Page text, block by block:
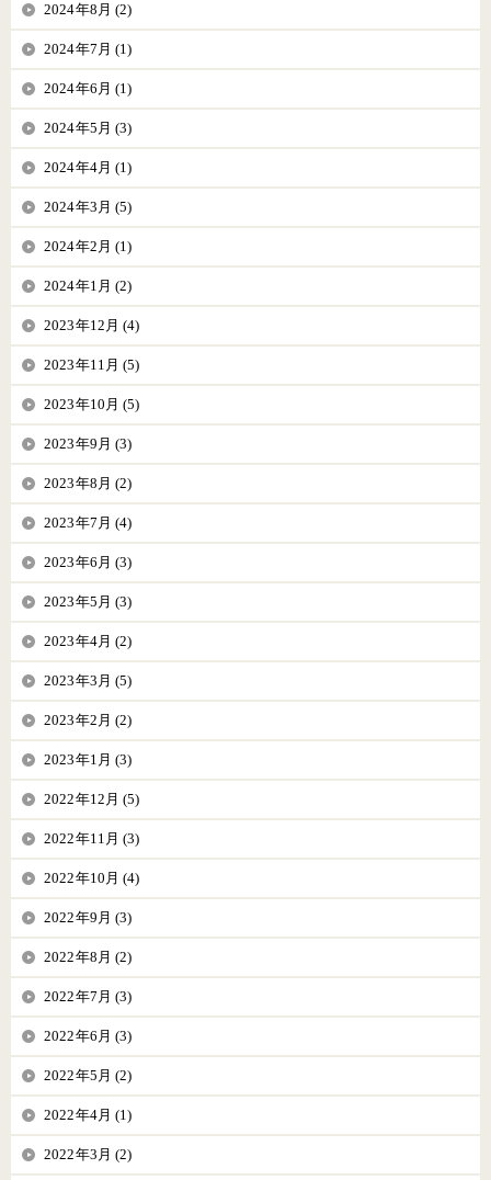
2024年8月 (2)
2024年7月 (1)
2024年6月 (1)
2024年5月 (3)
2024年4月 (1)
2024年3月 (5)
2024年2月 (1)
2024年1月 (2)
2023年12月 (4)
2023年11月 (5)
2023年10月 (5)
2023年9月 (3)
2023年8月 (2)
2023年7月 (4)
2023年6月 (3)
2023年5月 (3)
2023年4月 (2)
2023年3月 (5)
2023年2月 (2)
2023年1月 (3)
2022年12月 (5)
2022年11月 (3)
2022年10月 (4)
2022年9月 (3)
2022年8月 (2)
2022年7月 (3)
2022年6月 (3)
2022年5月 (2)
2022年4月 (1)
2022年3月 (2)